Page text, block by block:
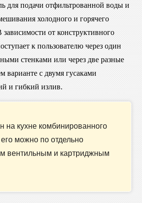
для подачи отфильтрованной воды и
холодного и горячего
от конструктивного
к пользователю через один
стенками или через две разные
варианте с двумя гусаками
и гибкий излив.
на кухне комбинированного
можно по отдельно
вентильным и картриджным